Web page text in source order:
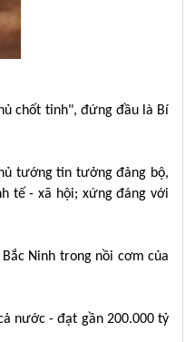
chốt tỉnh", đứng đầu là Bí
tướng tin tưởng đảng bộ,
tế - xã hội; xứng đáng với
Ninh trong nồi cơm của
nước - đạt gần 200.000 tỷ